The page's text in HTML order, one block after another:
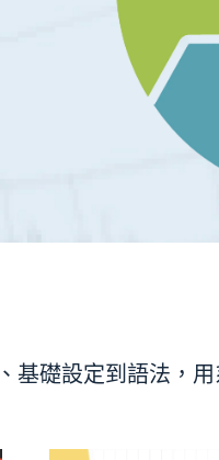
基礎設定到語法，